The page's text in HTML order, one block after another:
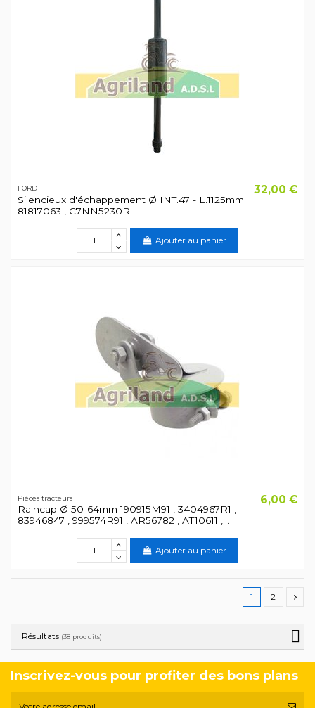
FORD
Silencieux d'échappement Ø INT.47 - L.1125mm
81817063 , C7NN5230R
32,00 €
Ajouter au panier
Pièces tracteurs
Raincap Ø 50-64mm 190915M91 , 3404967R1 ,
83946847 , 999574R91 , AR56782 , AT10611 ,...
6,00 €
Ajouter au panier
1 2
Résultats (38 produits)
Inscrivez-vous pour profiter des bons plans